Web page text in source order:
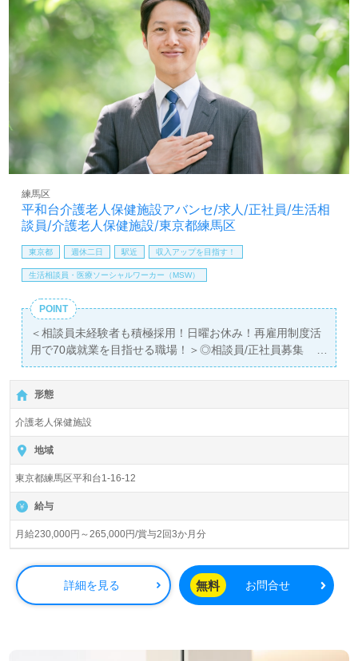
『転職でキャリアアップ、スキルアップを目指したい』
『ワークライフバランスを充実させたい』『環境を変えて
働きたい』等の方も大歓迎です。担当エリアは上石神井、
関町、上石神井南町、石神井台。働き方や選考フロー等、
担当コンサルタントよりご案内します。お問い合わせも遠
慮なくお願いします。
医療/福祉業界の正社員/パート求人探しは【ウィルオブ介
護】＊求人情報収集、将来的に検討の方も遠慮なく＊
LINE、メール、お電話などご希望に応じてお問い合わせ/ご
料サービスをご利用いただけます。＜非公開求人も取扱い
あり！＞"転職支援"のプロと一緒に転職活動！お問い合わ
せお待ちしております。
平和台介護老人保健施設アバンセ/求人/正社員/生活相
談員/介護老人保健施設/東京都練馬区
練馬区
東京都 週休二日 駅近 収入アップを目指す！
生活相談員・医療ソーシャルワーカー（MSW）
POINT
＜相談員未経験者も積極採用！日曜お休み！再雇用制度活
用で70歳就業を目指せる職場！＞◎相談員/正社員募集
◎【月給230,000円～265,000円/賞与2回】＊介護福祉士、
社会福祉主事任用、社会福祉士有資格者向け求人＊『平和
台駅』徒歩12分。
入所定員150名（従来型個室/多床室）『平和台介護老人保
健施設アバンセ』医療法人社団善仁会（本部：東京都練馬
区）様の運営です。東京都を中心に訪問/通所リハビリ、シ
ョートステイ、介護老人保健施設事業を展開されていま
す。
◎働くみんなで『ホスピタリティ』で寄り添う！『ご利用
者様、ご家族様に気持ち良く利用していただく』を実現す
る事業所様！◎
医療ソーシャルワーカー（MSW）や相談員経験のある方は
もちろん、これから相談員を目指される方も幅広く募集し
場の雰囲気もおすすめポイント！『ご利用者様、ご家族様
形態
介護老人保健施設
地域
東京都練馬区平和台1-16-12
給与
月給230,000円～265,000円/賞与2回3か月分
詳細を見る 無料 お問合せ